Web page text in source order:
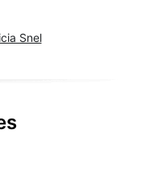
Snel